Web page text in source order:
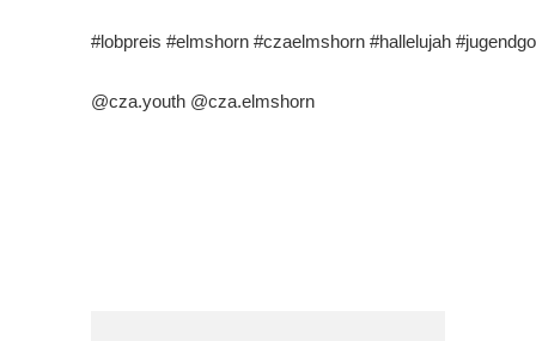
#lobpreis #elmshorn #czaelmshorn #hallelujah
@cza.youth @cza.elmshorn